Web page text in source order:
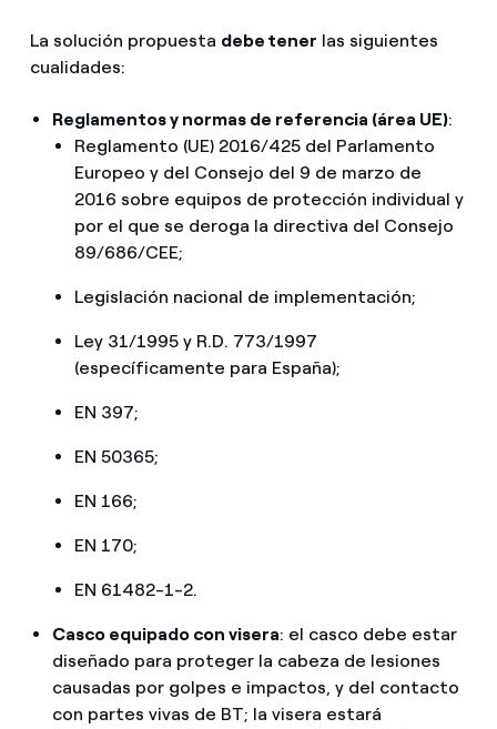
La solución propuesta debe tener las siguientes
cualidades:
Reglamentos y normas de referencia (área UE):
Reglamento (UE) 2016/425 del Parlamento
Europeo y del Consejo del 9 de marzo de
2016 sobre equipos de protección individual y
por el que se deroga la directiva del Consejo
89/686/CEE;
Legislación nacional de implementación;
Ley 31/1995 y R.D. 773/1997
(específicamente para España);
EN 397;
EN 50365;
EN 166;
EN 170;
EN 61482-1-2.
Casco equipado con visera: el casco debe estar
diseñado para proteger la cabeza de lesiones
causadas por golpes e impactos, y del contacto
con partes vivas de BT; la visera estará